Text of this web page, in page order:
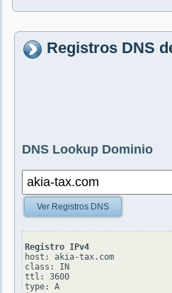
Registros DNS
DNS Lookup Dominio
Ver Registros DNS
Registro IPv4
host: akia-tax.com
class: IN
ttl: 3600
type: A